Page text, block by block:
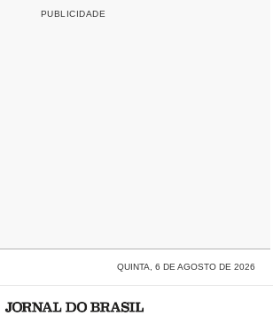
QUINTA, 6 DE AGOSTO DE 2026